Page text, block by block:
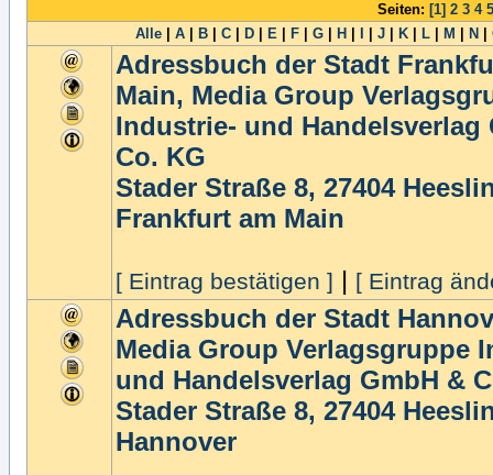
Seiten: [1] 2 3 4 5
Alle
A B C D E F G H J K L M N
Adressbuch der Stadt
Main, Media Group
Industrie- und Handelsverlag
Co. KG
Stader Straße 8, 27404
Frankfurt am Main
[ Eintrag bestätigen ] | [ Eintrag
Adressbuch der Stadt
Media Group Verlagsgruppe
und Handelsverlag GmbH &
Stader Straße 8, 27404
Hannover